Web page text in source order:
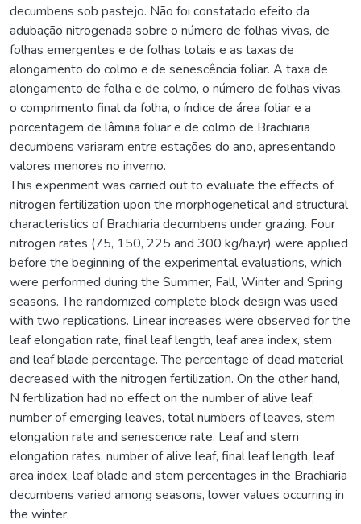
decumbens sob pastejo. Não foi constatado efeito da
adubação nitrogenada sobre o número de folhas vivas, de
folhas emergentes e de folhas totais e as taxas de
alongamento do colmo e de senescência foliar. A taxa de
alongamento de folha e de colmo, o número de folhas vivas,
o comprimento final da folha, o índice de área foliar e a
porcentagem de lâmina foliar e de colmo de Brachiaria
decumbens variaram entre estações do ano, apresentando
valores menores no inverno.
This experiment was carried out to evaluate the effects of
nitrogen fertilization upon the morphogenetical and structural
characteristics of Brachiaria decumbens under grazing. Four
nitrogen rates (75, 150, 225 and 300 kg/ha.yr) were applied
before the beginning of the experimental evaluations, which
were performed during the Summer, Fall, Winter and Spring
seasons. The randomized complete block design was used
with two replications. Linear increases were observed for the
leaf elongation rate, final leaf length, leaf area index, stem
and leaf blade percentage. The percentage of dead material
decreased with the nitrogen fertilization. On the other hand,
N fertilization had no effect on the number of alive leaf,
number of emerging leaves, total numbers of leaves, stem
elongation rate and senescence rate. Leaf and stem
elongation rates, number of alive leaf, final leaf length, leaf
area index, leaf blade and stem percentages in the Brachiaria
decumbens varied among seasons, lower values occurring in
the winter.